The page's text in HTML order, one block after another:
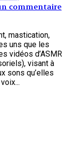
commentaire
mastication,
uns que les
vidéos d’ASMR
visant à
sons qu’elles